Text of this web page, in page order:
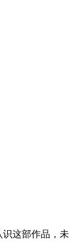
这部作品，未